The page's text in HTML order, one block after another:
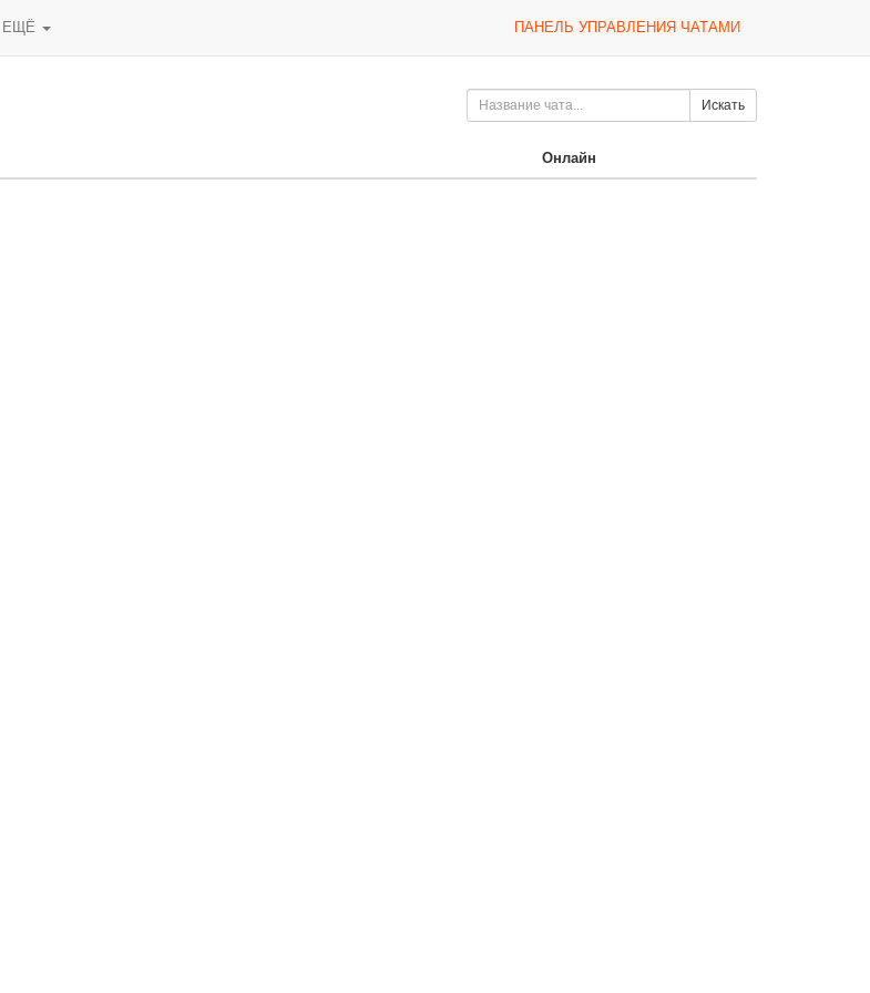
ЕЩЁ ПАНЕЛЬ УПРАВЛЕНИЯ ЧАТАМИ
Искать
Онлайн